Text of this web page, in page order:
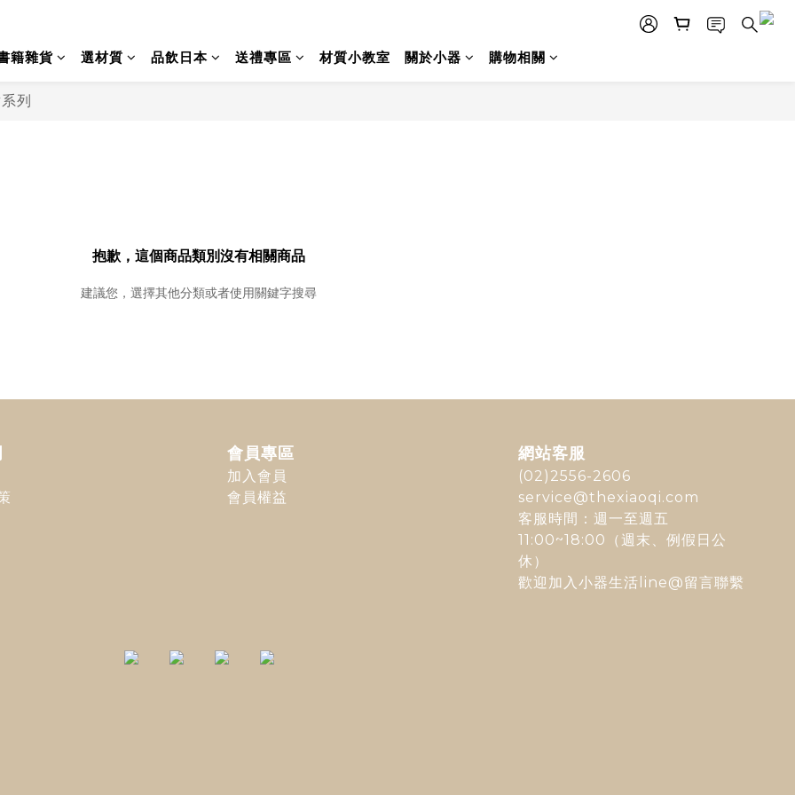
籍雜貨 選材質 品飲日本 送禮專區 材質小教室 關於小器 購物相關
列
抱歉，這個商品類別沒有相關商品
建議您，選擇其他分類或者使用關鍵字搜尋
會員專區
加入會員
會員權益
網站客服
(02)2556-2606
service@thexiaoqi.com
客服時間：週一至週五
11:00~18:00（週末、例假日公
休）
歡迎加入 小器生活line@留言聯繫